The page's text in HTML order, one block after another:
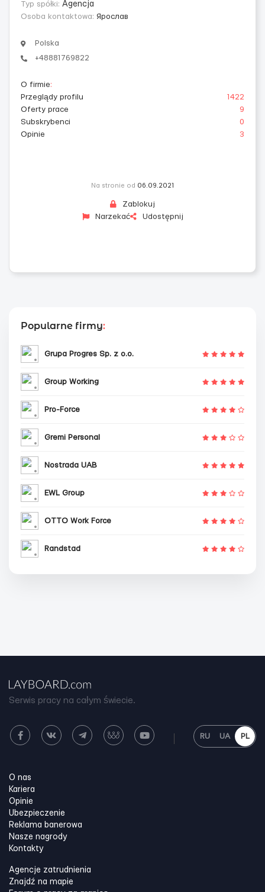
Typ spółki: Agencja
Osoba kontaktowa: Ярослав
Polska
+48881769822
O firmie:
Przeglądy profilu
1422
Oferty prace
9
Subskrybenci
0
Opinie
3
Na stronie od 06.09.2021
Zablokuj
Narzekać
Udostępnij
Popularne firmy:
Grupa Progres Sp. z o.o.
Group Working
Pro-Force
Gremi Personal
Nostrada UAB
EWL Group
OTTO Work Force
Randstad
Serwis pracy na całym świecie.
RU UA PL
O nas
Kariera
Opinie
Ubezpieczenie
Reklama banerowa
Nasze nagrody
Kontakty
Agencje zatrudnienia
Znajdź na mapie